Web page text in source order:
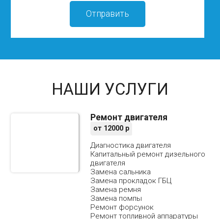
НАШИ УСЛУГИ
Ремонт двигателя
от 12000р
Диагностика двигателя
Капитальный ремонт дизельного
двигателя
Замена сальника
Замена прокладок ГБЦ
Замена ремня
Замена помпы
Ремонт форсунок
Ремонт топливной аппаратуры